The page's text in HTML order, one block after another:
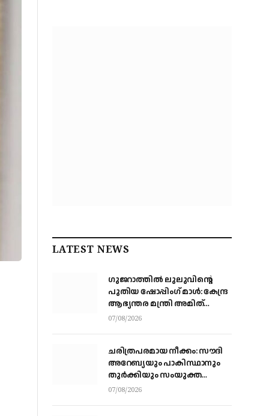
LATEST NEWS
ഗുജറാത്തിൽ ലുലുവിന്റെ
പുതിയ ഷോപ്പിംഗ് മാൾ: കേന്ദ്ര
ആഭ്യന്തര മന്ത്രി അമിത്
ഷായുമായി കൂടിക്കാഴ്ച
07/08/2026
ചരിത്രപരമായ നീക്കം: സൗദി
അറേബ്യയും പാകിസ്ഥാനും
തുർക്കിയും സംയുക്ത
പ്രതിരോധ കരാറിൽ
07/08/2026